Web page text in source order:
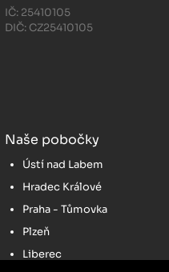
IČ: 25410105
DIČ: CZ25410105
Naše pobočky
Ústí nad Labem
Hradec Králové
Praha - Tůmovka
Plzeň
Liberec